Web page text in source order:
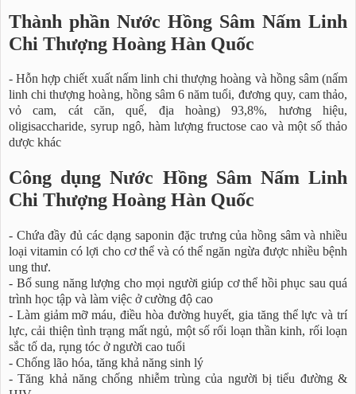
Thành phần Nước Hồng Sâm Nấm Linh
Chi Thượng Hoàng Hàn Quốc
- Hỗn hợp chiết xuất nấm linh chi thượng hoàng và hồng sâm (nấm
linh chi thượng hoàng, hồng sâm 6 năm tuổi, đương quy, cam thảo,
vỏ cam, cát căn, quế, địa hoàng) 93,8%, hương hiệu,
oligisaccharide, syrup ngô, hàm lượng fructose cao và một số thảo
dược khác
Công dụng Nước Hồng Sâm Nấm Linh
Chi Thượng Hoàng Hàn Quốc
- Chứa đầy đủ các dạng saponin đặc trưng của hồng sâm và nhiều
loại vitamin có lợi cho cơ thể và có thể ngăn ngừa được nhiều bệnh
ung thư.
- Bổ sung năng lượng cho mọi người giúp cơ thể hồi phục sau quá
trình học tập và làm việc ở cường độ cao
- Làm giảm mỡ máu, điều hòa đường huyết, gia tăng thể lực và trí
lực, cải thiện tình trạng mất ngủ, một số rối loạn thần kinh, rối loạn
sắc tố da, rụng tóc ở người cao tuổi
- Chống lão hóa, tăng khả năng sinh lý
- Tăng khả năng chống nhiễm trùng của người bị tiểu đường &